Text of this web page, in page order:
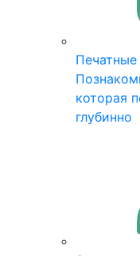
Печатные
которая
глубинно